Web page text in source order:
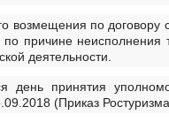
возмещения по договору
причине неисполнения
деятельности.
день принятия
(Приказ